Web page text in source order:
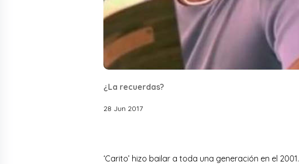
¿La recuerdas?
28 Jun 2017
‘Carito’ hizo bailar a toda una generación en el 2001.